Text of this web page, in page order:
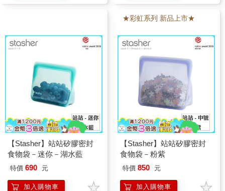
【Stasher】站站矽膠密封
食物袋－迷你－湖水藍
特價 690 元
加入購物車
★彩虹系列 新品上市★
【Stasher】站站矽膠密封
食物袋－粉紫
特價 850 元
加入購物車